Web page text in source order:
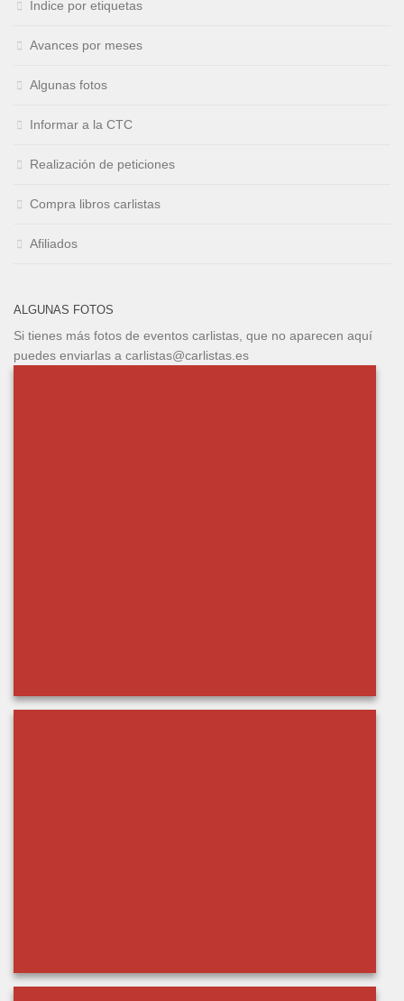
Índice por etiquetas
Avances por meses
Algunas fotos
Informar a la CTC
Realización de peticiones
Compra libros carlistas
Afiliados
ALGUNAS FOTOS
Si tienes más fotos de eventos carlistas, que no aparecen aquí
puedes enviarlas a carlistas@carlistas.es